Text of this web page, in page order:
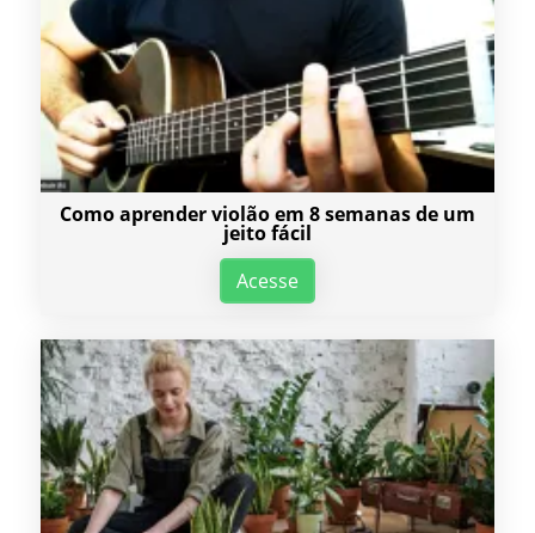
Como aprender violão em 8 semanas de um
jeito fácil
Acesse